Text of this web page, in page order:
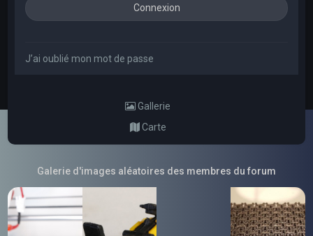
J’ai oublié mon mot de passe
Gallerie
Carte
Galerie d'images aléatoires des membres du forum